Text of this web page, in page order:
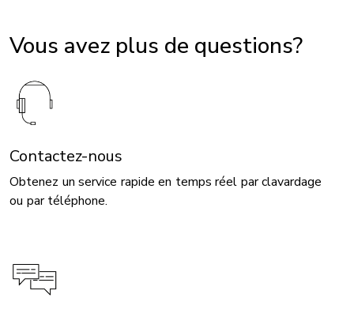
Vous avez plus de questions?
Contactez-nous
Obtenez un service rapide en temps réel par clavardage
ou par téléphone.